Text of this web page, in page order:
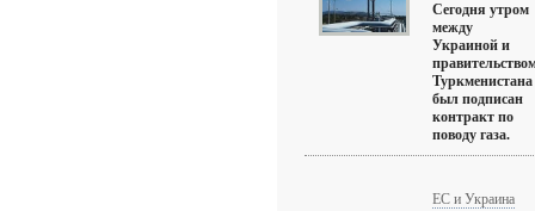
Сегодня утром
между
Украиной и
Туркменистана
был подписан
контракт по
поводу газа.
ЕС и Украина